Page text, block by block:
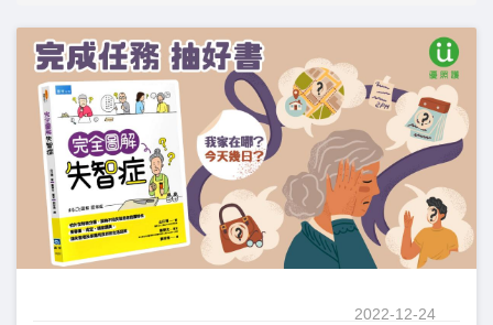
2022-12-24